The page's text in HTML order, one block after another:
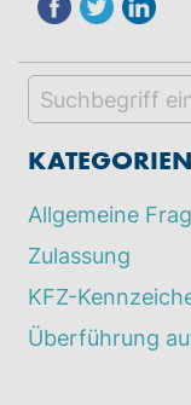
Allgemeine
Zulassung
KFZ-
Überführung